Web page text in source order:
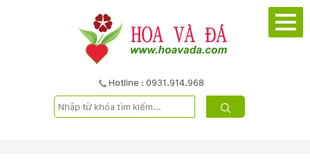
Hotline : 0931.914.968